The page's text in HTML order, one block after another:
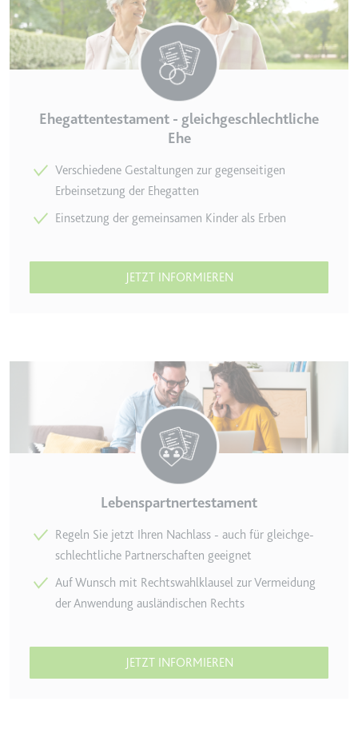
HTTP-Cookie
__Secure-YEC
youtube.com
Zweck:
Speichert die
Benutzereinstellungen beim Abruf
integrierten Youtube-Videos
Ablauf:
Sitzung
Typ:
HTTP-Cookie
__Secure-YNID
eingebetteten Inhalten zu
verfolgen.
180 Tage
Typ:
HTTP-Cookie
LAST_RESULT_ENTRY_KEY
Anbieter:
youtube.com
Zweck:
Wird verwendet, um die
Interaktion der Nutzer mit
eingebetteten Inhalten zu
verfolgen.
Ablauf:
Sitzung
Ehegattentestament - gleichgeschlechtliche
Ehe
Verschiedene Gestaltungen zur gegenseitigen
Erbeinsetzung der Ehegatten
Einsetzung der gemeinsamen Kinder als Erben
JETZT INFORMIEREN
Lebenspartnertestament
Regeln Sie jetzt Ihren Nachlass - auch für gleich­ge­
schlechtliche Partnerschaften geeignet
Auf Wunsch mit Rechtswahlklausel zur Vermeidung
der Anwendung ausländischen Rechts
JETZT INFORMIEREN